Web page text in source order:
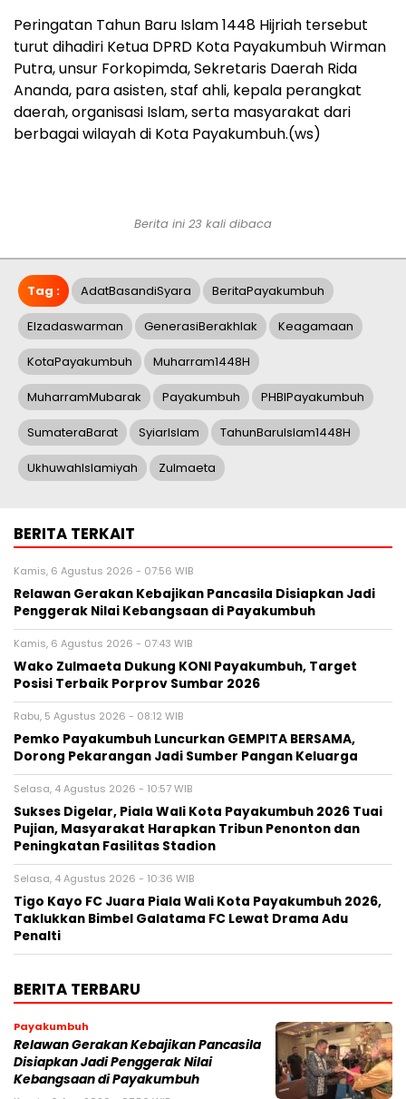
Peringatan Tahun Baru Islam 1448 Hijriah tersebut
turut dihadiri Ketua DPRD Kota Payakumbuh Wirman
Putra, unsur Forkopimda, Sekretaris Daerah Rida
Ananda, para asisten, staf ahli, kepala perangkat
daerah, organisasi Islam, serta masyarakat dari
berbagai wilayah di Kota Payakumbuh.(ws)
Berita ini 23 kali dibaca
Tag : AdatBasandiSyara BeritaPayakumbuh
Elzadaswarman GenerasiBerakhlak Keagamaan
KotaPayakumbuh Muharram1448H
MuharramMubarak Payakumbuh PHBIPayakumbuh
SumateraBarat SyiarIslam TahunBaruIslam1448H
UkhuwahIslamiyah Zulmaeta
BERITA TERKAIT
Kamis, 6 Agustus 2026 - 07:56 WIB
Relawan Gerakan Kebajikan Pancasila Disiapkan Jadi
Penggerak Nilai Kebangsaan di Payakumbuh
Kamis, 6 Agustus 2026 - 07:43 WIB
Wako Zulmaeta Dukung KONI Payakumbuh, Target
Posisi Terbaik Porprov Sumbar 2026
Rabu, 5 Agustus 2026 - 08:12 WIB
Pemko Payakumbuh Luncurkan GEMPITA BERSAMA,
Dorong Pekarangan Jadi Sumber Pangan Keluarga
Selasa, 4 Agustus 2026 - 10:57 WIB
Sukses Digelar, Piala Wali Kota Payakumbuh 2026 Tuai
Pujian, Masyarakat Harapkan Tribun Penonton dan
Peningkatan Fasilitas Stadion
Selasa, 4 Agustus 2026 - 10:36 WIB
Tigo Kayo FC Juara Piala Wali Kota Payakumbuh 2026,
Taklukkan Bimbel Galatama FC Lewat Drama Adu
Penalti
BERITA TERBARU
Payakumbuh
Relawan Gerakan Kebajikan Pancasila
Disiapkan Jadi Penggerak Nilai
Kebangsaan di Payakumbuh